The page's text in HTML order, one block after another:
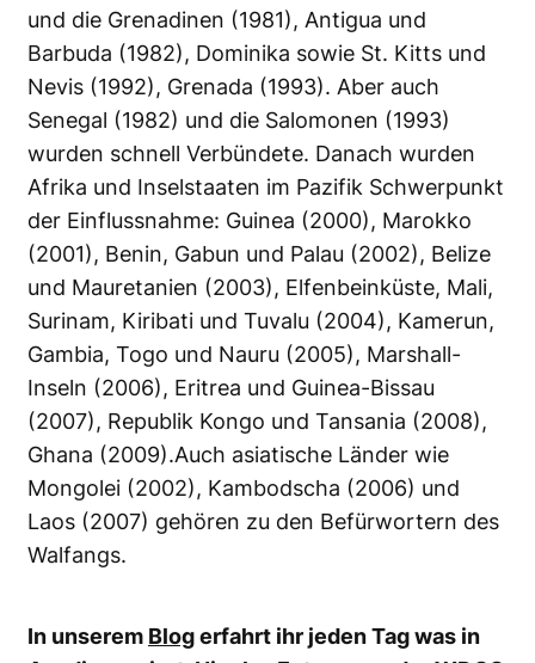
und die Grenadinen (1981), Antigua und
Barbuda (1982), Dominika sowie St. Kitts und
Nevis (1992), Grenada (1993). Aber auch
Senegal (1982) und die Salomonen (1993)
wurden schnell Verbündete. Danach wurden
Afrika und Inselstaaten im Pazifik Schwerpunkt
der Einflussnahme: Guinea (2000), Marokko
(2001), Benin, Gabun und Palau (2002), Belize
und Mauretanien (2003), Elfenbeinküste, Mali,
Surinam, Kiribati und Tuvalu (2004), Kamerun,
Gambia, Togo und Nauru (2005), Marshall-
Inseln (2006), Eritrea und Guinea-Bissau
(2007), Republik Kongo und Tansania (2008),
Ghana (2009).Auch asiatische Länder wie
Mongolei (2002), Kambodscha (2006) und
Laos (2007) gehören zu den Befürwortern des
Walfangs.
In unserem Blogerfahrt ihr jeden Tag was in